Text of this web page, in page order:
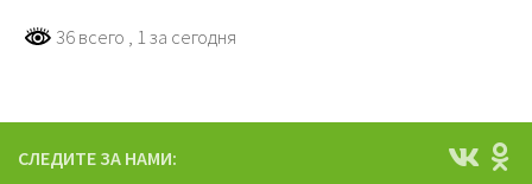
36 всего , 1 за сегодня
СЛЕДИТЕ ЗА НАМИ: